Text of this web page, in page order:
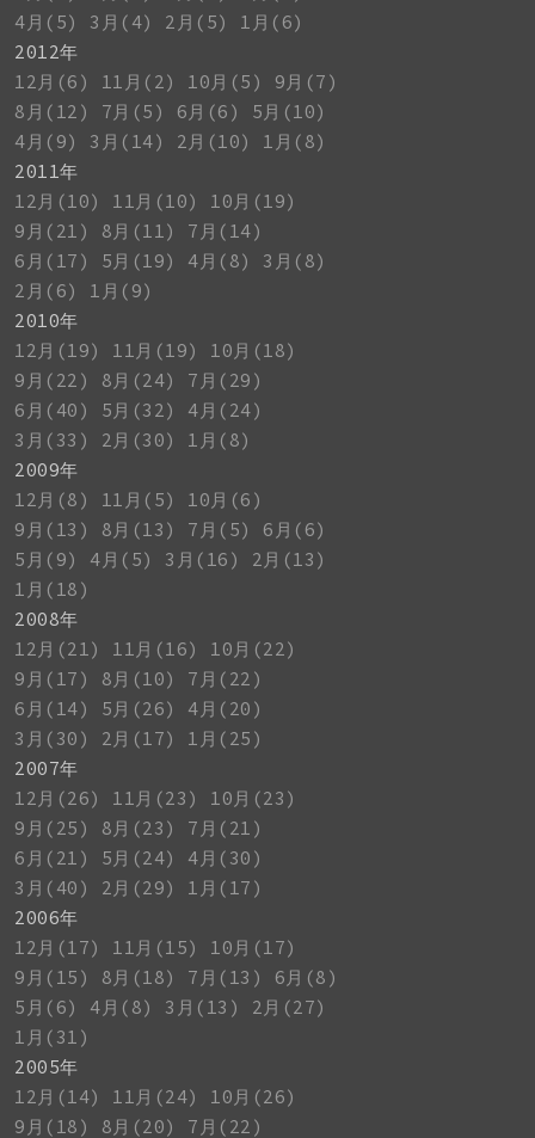
4月(5)
3月(4) 2月(5)
1月(6)
2012年
12月(6)
11月(2) 10月(5)
9月(7)
8月(12)
7月(5) 6月(6)
5月(10)
4月(9)
3月(14) 2月(10)
1月(8)
2011年
12月(10)
11月(10)
10月(19)
9月(21)
8月(11)
7月(14)
6月(17)
5月(19) 4月(8)
3月(8)
2月(6)
1月(9)
2010年
12月(19)
11月(19)
10月(18)
9月(22)
8月(24)
7月(29)
6月(40)
5月(32)
4月(24)
3月(33)
2月(30)
1月(8)
2009年
12月(8)
11月(5)
10月(6)
9月(13)
8月(13) 7月(5)
6月(6)
5月(9)
4月(5) 3月(16)
2月(13)
1月(18)
2008年
12月(21)
11月(16)
10月(22)
9月(17)
8月(10)
7月(22)
6月(14)
5月(26)
4月(20)
3月(30)
2月(17)
1月(25)
2007年
12月(26)
11月(23)
10月(23)
9月(25)
8月(23)
7月(21)
6月(21)
5月(24)
4月(30)
3月(40)
2月(29)
1月(17)
2006年
12月(17)
11月(15)
10月(17)
9月(15)
8月(18) 7月(13)
6月(8)
5月(6)
4月(8) 3月(13)
2月(27)
1月(31)
2005年
12月(14)
11月(24)
10月(26)
9月(18)
8月(20) 7月(22)